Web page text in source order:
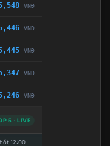
VNĐ
VNĐ
VNĐ
VNĐ
VNĐ
5 · LIVE
12:00